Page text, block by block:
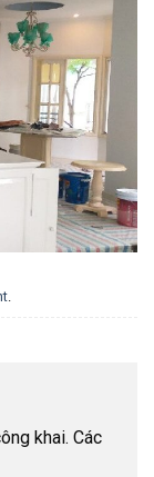
.
khai. Các